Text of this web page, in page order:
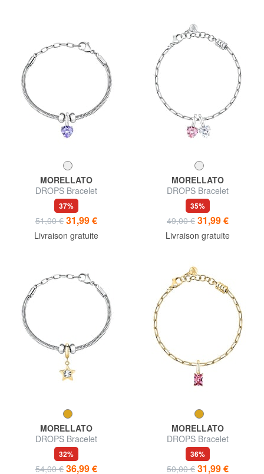
MORELLATO
DROPS Bracelet
37%
51,00 € 31,99 €
Livraison gratuite
MORELLATO
DROPS Bracelet
35%
49,00 € 31,99 €
Livraison gratuite
MORELLATO
DROPS Bracelet
32%
54,00 € 36,99 €
MORELLATO
DROPS Bracelet
36%
50,00 € 31,99 €